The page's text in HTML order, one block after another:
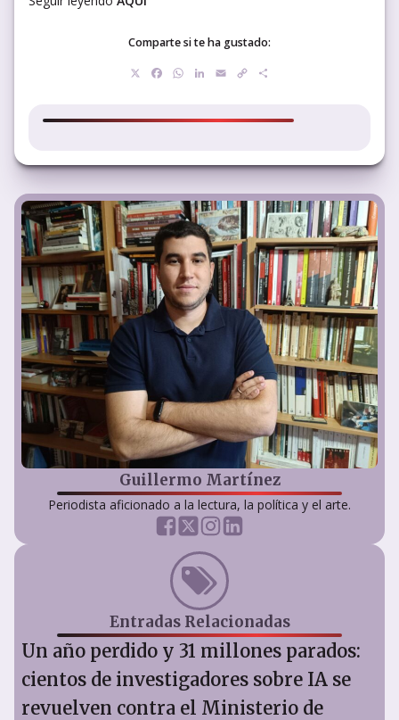
Comparte si te ha gustado:
Facebook
WhatsApp
LinkedIn
EmailCopy
Guillermo Martínez
Periodista aficionado a la lectura, la política y el arte.
Entradas Relacionadas
Un año perdido y 31 millones parados:
cientos de investigadores sobre IA se
revuelven contra el Ministerio de